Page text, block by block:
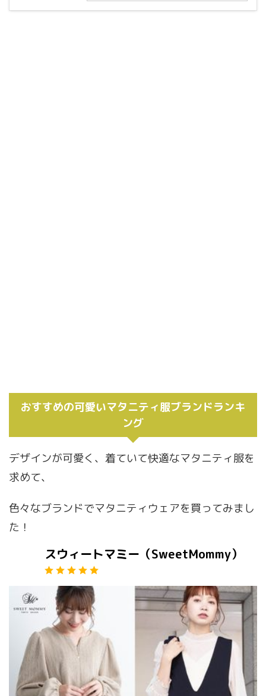
おすすめの可愛いマタニティ服ブランドランキ
ング
デザインが可愛く、着ていて快適なマタニティ服を
求めて、
色々なブランドでマタニティウェアを買ってみまし
た！
スウィートマミー（SweetMommy）